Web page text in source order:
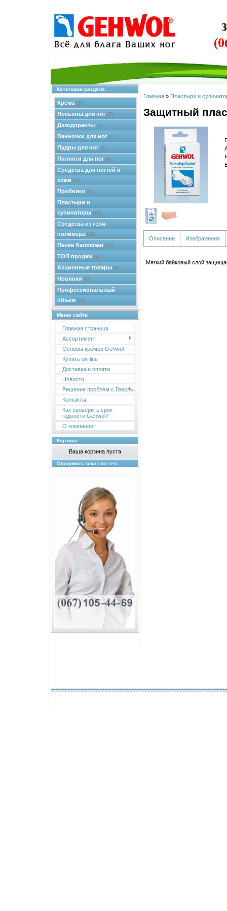
Категории раздела
Крема (33)
Лосьоны для ног (7)
Дезодоранты (7)
Ванночки для ног (11)
Пудры для ног (2)
Пилинги для ног (6)
Средства для ногтей и
кожи (11)
Пробники (4)
Пластыри и
супинаторы (18)
Средства из геля-
полимера (33)
Пенки Каллюзан (15)
ТОП продаж (7)
Акционные товары (9)
Новинки (5)
Профессиональный
объем (18)
Меню сайта
Главная страница
Ассортимент
Основы кремов Gehwol
Купить on-line
Доставка и оплата
Новости
Решение проблем с Геволь
Контакты
Как проверить срок
годности Gehwol?
О компании
Корзина
Ваша корзина пуста
Оформить заказ по тел:
Главная » Пластыри и
Защитный
Описание Изображения
Мягкий байковый слой